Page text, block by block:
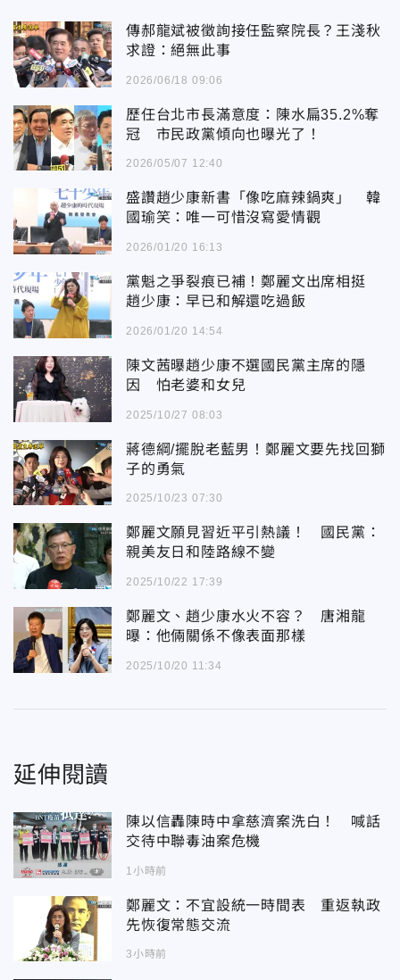
傳郝龍斌被徵詢接任監察院長？王淺秋
求證：絕無此事
2026/06/18 09:06
歷任台北市長滿意度：陳水扁35.2%奪
冠 市民政黨傾向也曝光了！
2026/05/07 12:40
盛讚趙少康新書「像吃麻辣鍋爽」 韓
國瑜笑：唯一可惜沒寫愛情觀
2026/01/20 16:13
黨魁之爭裂痕已補！鄭麗文出席相挺
趙少康：早已和解還吃過飯
2026/01/20 14:54
陳文茜曝趙少康不選國民黨主席的隱
因 怕老婆和女兒
2025/10/27 08:03
蔣德綱/擺脫老藍男！鄭麗文要先找回獅
子的勇氣
2025/10/23 07:30
鄭麗文願見習近平引熱議！ 國民黨：
親美友日和陸路線不變
2025/10/22 17:39
鄭麗文、趙少康水火不容？ 唐湘龍
曝：他倆關係不像表面那樣
2025/10/20 11:34
延伸閱讀
陳以信轟陳時中拿慈濟案洗白！ 喊話
交待中聯毒油案危機
1小時前
鄭麗文：不宜設統一時間表 重返執政
先恢復常態交流
3小時前